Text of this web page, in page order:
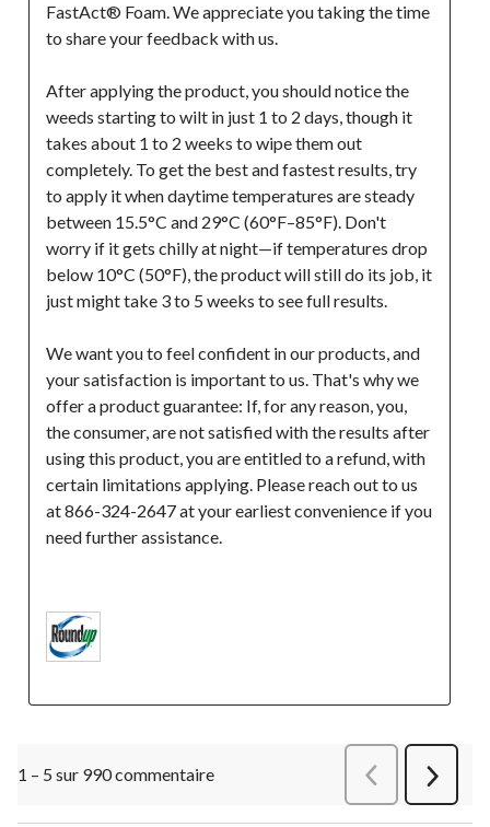
FastAct® Foam. We appreciate you taking the time
to share your feedback with us.
After applying the product, you should notice the
weeds starting to wilt in just 1 to 2 days, though it
takes about 1 to 2 weeks to wipe them out
completely. To get the best and fastest results, try
to apply it when daytime temperatures are steady
between 15.5°C and 29°C (60°F–85°F). Don't
worry if it gets chilly at night—if temperatures drop
below 10°C (50°F), the product will still do its job, it
just might take 3 to 5 weeks to see full results.
We want you to feel confident in our products, and
your satisfaction is important to us. That's why we
offer a product guarantee: If, for any reason, you,
the consumer, are not satisfied with the results after
using this product, you are entitled to a refund, with
certain limitations applying. Please reach out to us
at 866-324-2647 at your earliest convenience if you
need further assistance.
1 – 5 sur 990 commentaire
Suivant